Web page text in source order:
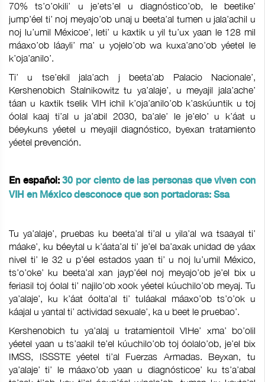
70% ts’o’okili’ u je’ets’el u diagnóstico’ob, le beetike’
jump’éel ti’ noj meyajo’ob unaj u beeta’al tumen u jala’achil u
noj lu’umil Méxicoe’, leti’ u kaxtik u yil tu’ux yaan le 128 mil
máaxo’ob láayli’ ma’ u yojelo’ob wa kuxa’ano’ob yéetel le
k’oja’anilo’.
Ti’ u tse’ekil jala’ach j beeta’ab Palacio Nacionale’,
Kershenobich Stalnikowitz tu ya’alaje’, u meyajil jala’ache’
táan u kaxtik tselik VIH ichil k’oja’anilo’ob k’askúuntik u toj
óolal kaaj ti’al u ja’abil 2030, ba’ale’ le je’elo’ u k’áat u
béeykuns yéetel u meyajil diagnóstico, byexan tratamiento
yéetel prevención.
En español:30 por ciento de las personas que viven con
VIH en México desconoce que son portadoras: Ssa
Tu ya’alaje’, pruebas ku beeta’al ti’al u yila’al wa tsaayal ti’
máake’, ku béeytal u k’áata’al ti’ je’el ba’axak unidad de yáax
nivel ti’ le 32 u p’éel estados yaan ti’ u noj lu’umil México,
ts’o’oke’ ku beeta’al xan jayp’éel noj meyajo’ob je’el bix u
feriasil toj óolal ti’ najilo’ob xook yéetel kúuchilo’ob meyaj. Tu
ya’alaje’, ku k’áat óolta’al ti’ tuláakal máaxo’ob ts’o’ok u
káajal u yantal ti’ actividad sexuale’, ka u beet le pruebao’.
Kershenobich tu ya’alaj u tratamientoil VIHe’ xma’ bo’olil
yéetel yaan u ts’aakil te’el kúuchilo’ob toj óolalo’ob, je’el bix
IMSS, ISSSTE yéetel ti’al Fuerzas Armadas. Beyxan, tu
ya’alaje’ ti’ le máaxo’ob yaan u diagnósticoe’ ku ts’a’abal